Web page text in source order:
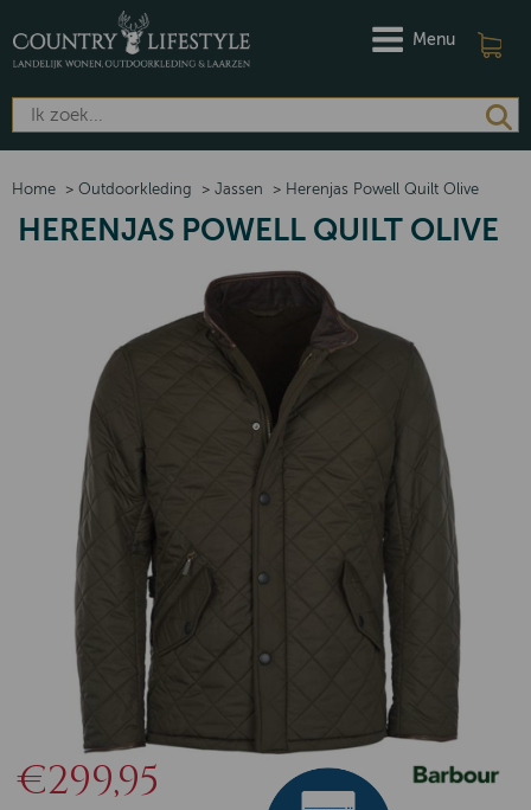
Menu
Home > Outdoorkleding > Jassen > Herenjas Powell Quilt Olive
HERENJAS POWELL QUILT OLIVE
€299,95